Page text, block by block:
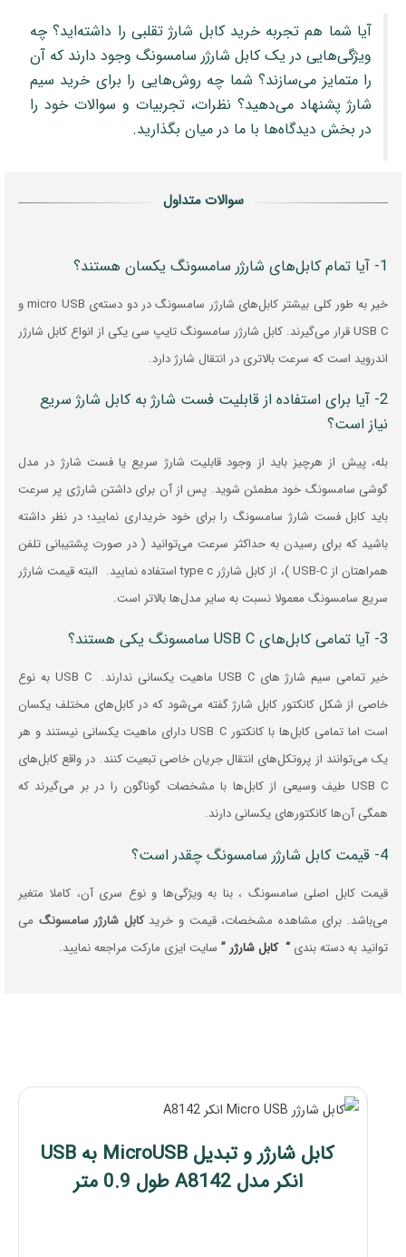
آیا شما هم تجربه خرید کابل شارژ تقلبی را داشته‌اید؟ چه
ویژگی‌هایی در یک کابل شارژر سامسونگ وجود دارند که آن
را متمایز می‌سازند؟ شما چه روش‌هایی را برای خرید سیم
شارژ پشنهاد می‌دهید؟ نظرات، تجربیات و سوالات خود را
در بخش دیدگاه‌ها با ما در میان بگذارید.
سوالات متداول
1- آیا تمام کابل‌های شارژر سامسونگ یکسان هستند؟
خیر به طور کلی بیشتر کابل‌های شارژر سامسونگ در دو دسته‌ی micro USB و
USB C قرار می‌گیرند. کابل شارژر سامسونگ تایپ سی یکی از انواع کابل شارژر
اندروید است که سرعت بالاتری در انتقال شارژ دارد.
2- آیا برای استفاده از قابلیت فست شارژ به کابل شارژ سریع
نیاز است؟
بله،‌ پیش از هرچیز باید از وجود قابلیت شارژ سریع یا فست شارژ در مدل
گوشی سامسونگ خود مطمئن شوید. پس از آن برای داشتن شارژی پر سرعت
باید کابل فست شارژ سامسونگ را برای خود خریداری نمایید؛ در نظر داشته
باشید که برای رسیدن به حداکثر سرعت می‌توانید ( در صورت پشتیبانی تلفن
همراهتان از USB-C )، از کابل شارژر type c استفاده نمایید. البته قیمت شارژر
سریع سامسونگ معمولا نسبت به سایر مدل‌ها بالاتر است.
3- آیا تمامی کابل‌های USB C سامسونگ یکی هستند؟
خیر تمامی سیم شارژ های USB C ماهیت یکسانی ندارند. USB C به نوع
خاصی از شکل کانکتور کابل شارژ گفته می‌شود که در کابل‌های مختلف یکسان
است اما تمامی کابل‌ها با کانکتور USB C دارای ماهیت یکسانی نیستند و هر
یک می‌توانند از پروتکل‌های انتقال جریان خاصی تبعیت کنند. در واقع کابل‌های
USB C طیف وسیعی از کابل‌ها با مشخصات گوناگون را در بر می‌گیرند که
همگی آن‌ها کانکتورهای یکسانی دارند.
4- قیمت کابل شارژر سامسونگ چقدر است؟
قیمت کابل اصلی سامسونگ ، بنا به ویژگی‌ها و نوع سری آن، کاملا متغیر
می‌باشد. برای مشاهده مشخصات، قیمت و خریدکابل شارژر سامسونگ می
توانید به دسته بندی “ کابل شارژر ” سایت ایزی مارکت مراجعه نمایید.
کابل شارژر و تبدیل MicroUSB به USB
انکر مدل A8142 طول 0.9 متر